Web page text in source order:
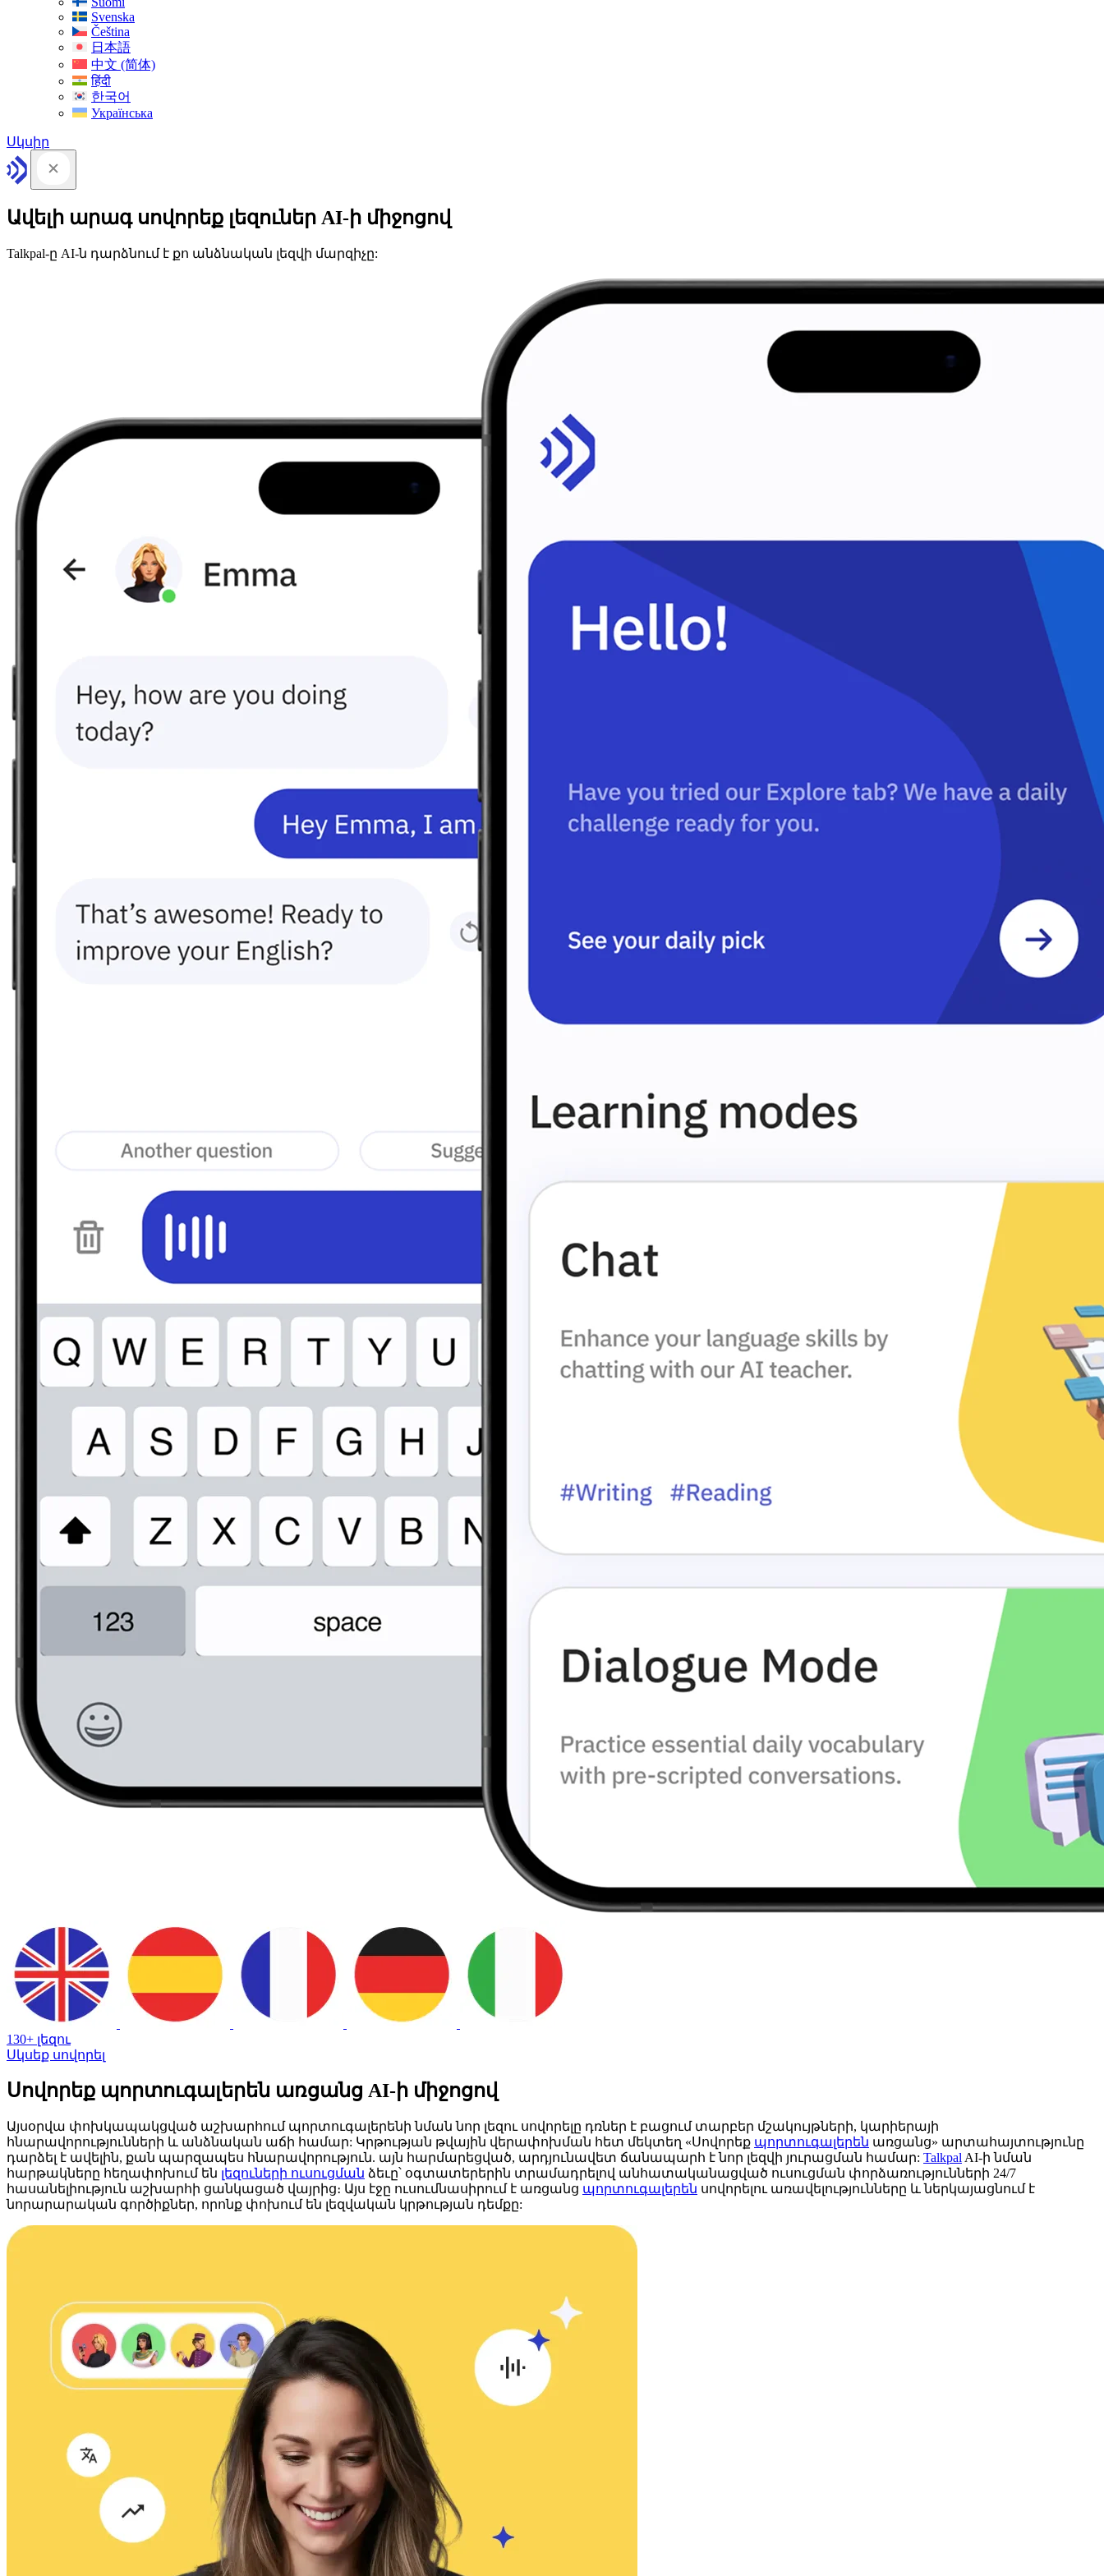
Svenska
Čeština
日本語
中文 (简体)
हिंदी
한국어
Українська
Սկսիր
Ավելի արագ սովորեք լեզուներ AI-ի միջոցով
Talkpal-ը AI-ն դարձնում է քո անձնական լեզվի մարզիչը:
130+ լեզու
Սկսեք սովորել
Սովորեք պորտուգալերեն առցանց AI-ի միջոցով
Այսօրվա փոխկապակցված աշխարհում պորտուգալերենի նման նոր լեզու սովորելը դռներ է բացում տարբեր մշակույթների, կարիերայի
հնարավորությունների և անձնական աճի համար: Կրթության թվային վերափոխման հետ մեկտեղ «Սովորեք պորտուգալերեն առցանց» արտահայտությունը
դարձել է ավելին, քան պարզապես հնարավորություն. այն հարմարեցված, արդյունավետ ճանապարհ է նոր լեզվի յուրացման համար: Talkpal AI-ի նման
հարթակները հեղափոխում են լեզուների ուսուցման ձեւը՝ օգտատերերին տրամադրելով անհատականացված ուսուցման փորձառությունների 24/7
հասանելիություն աշխարհի ցանկացած վայրից։ Այս էջը ուսումնասիրում է առցանց պորտուգալերեն սովորելու առավելությունները և ներկայացնում է
նորարարական գործիքներ, որոնք փոխում են լեզվական կրթության դեմքը: